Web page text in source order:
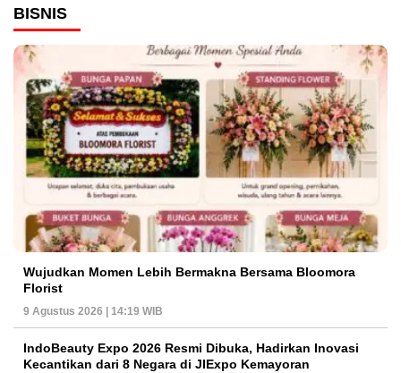
BISNIS
Wujudkan Momen Lebih Bermakna Bersama Bloomora
Florist
9 Agustus 2026 | 14:19 WIB
IndoBeauty Expo 2026 Resmi Dibuka, Hadirkan Inovasi
Kecantikan dari 8 Negara di JIExpo Kemayoran